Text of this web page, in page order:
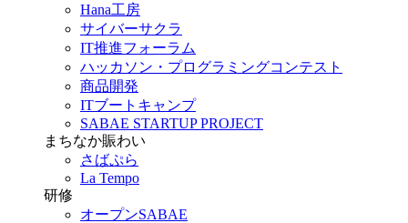
Hana工房
サイバーサクラ
IT推進フォーラム
ハッカソン・プログラミングコンテスト
商品開発
ITブートキャンプ
SABAE STARTUP PROJECT
まちなか賑わい
さばぷら
La Tempo
研修
オープンSABAE